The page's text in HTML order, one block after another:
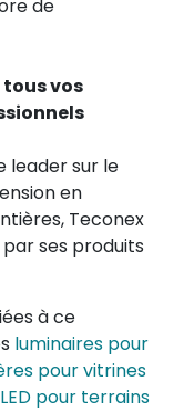
de
vos
leader sur le
en
Teconex
ses produits
à ce
luminaires pour
pour vitrines
pour terrains